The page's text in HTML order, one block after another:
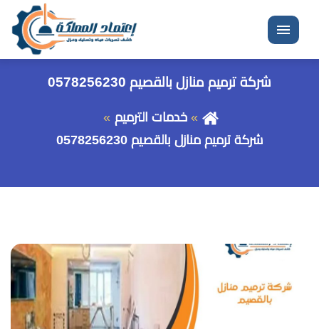
القائمة
شركة ترميم منازل بالقصيم 0578256230
خدمات الترميم
شركة ترميم منازل بالقصيم 0578256230